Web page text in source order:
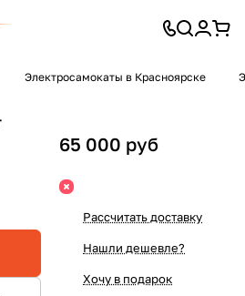
Электросамокаты в Красноярске
65 000 руб
Рассчитать доставку
Нашли дешевле?
Хочу в подарок